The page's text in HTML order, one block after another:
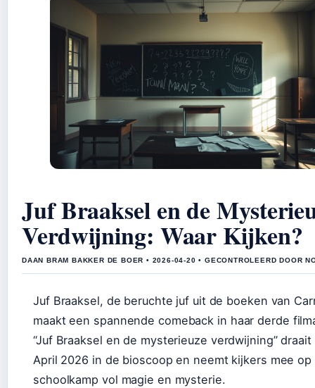
Juf Braaksel en de
Verdwijning: Waar Kijken?
DAAN BRAM BAKKER DE BOER • 2026-04-20 • GECONTROLEERD DOOR
Juf Braaksel, de beruchte juf uit de boeken van
maakt een spannende comeback in haar derde
“Juf Braaksel en de mysterieuze verdwijning”
April 2026 in de bioscoop en neemt kijkers mee op
schoolkamp vol magie en mysterie.